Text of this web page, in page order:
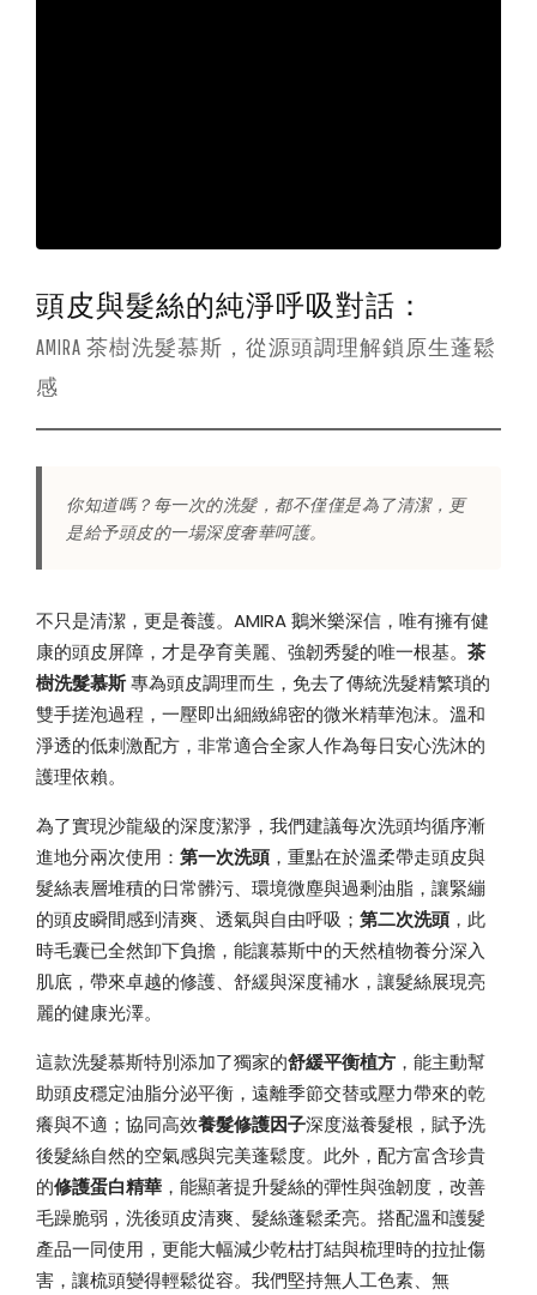
頭皮與髮絲的純淨呼吸對話：
AMIRA 茶樹洗髮慕斯，從源頭調理解鎖原生蓬鬆
感
你知道嗎？每一次的洗髮，都不僅僅是為了清潔，更
是給予頭皮的一場深度奢華呵護。
不只是清潔，更是養護。AMIRA 鵝米樂深信，唯有擁有健
康的頭皮屏障，才是孕育美麗、強韌秀髮的唯一根基。 茶
樹洗髮慕斯專為頭皮調理而生，免去了傳統洗髮精繁瑣的
雙手搓泡過程，一壓即出細緻綿密的微米精華泡沫。溫和
淨透的低刺激配方，非常適合全家人作為每日安心洗沐的
護理依賴。
為了實現沙龍級的深度潔淨，我們建議每次洗頭均循序漸
進地分兩次使用： 第一次洗頭 ，重點在於溫柔帶走頭皮與
髮絲表層堆積的日常髒污、環境微塵與過剩油脂，讓緊繃
的頭皮瞬間感到清爽、透氣與自由呼吸； 第二次洗頭 ，此
時毛囊已全然卸下負擔，能讓慕斯中的天然植物養分深入
肌底，帶來卓越的修護、舒緩與深度補水，讓髮絲展現亮
麗的健康光澤。
這款洗髮慕斯特別添加了獨家的舒緩平衡植方 ，能主動幫
助頭皮穩定油脂分泌平衡，遠離季節交替或壓力帶來的乾
癢與不適；協同高效養髮修護因子深度滋養髮根，賦予洗
後髮絲自然的空氣感與完美蓬鬆度。此外，配方富含珍貴
的修護蛋白精華 ，能顯著提升髮絲的彈性與強韌度，改善
毛躁脆弱，洗後頭皮清爽、髮絲蓬鬆柔亮。搭配溫和護髮
產品一同使用，更能大幅減少乾枯打結與梳理時的拉扯傷
害，讓梳頭變得輕鬆從容。我們堅持無人工色素、無